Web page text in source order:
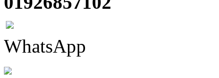
WhatsApp